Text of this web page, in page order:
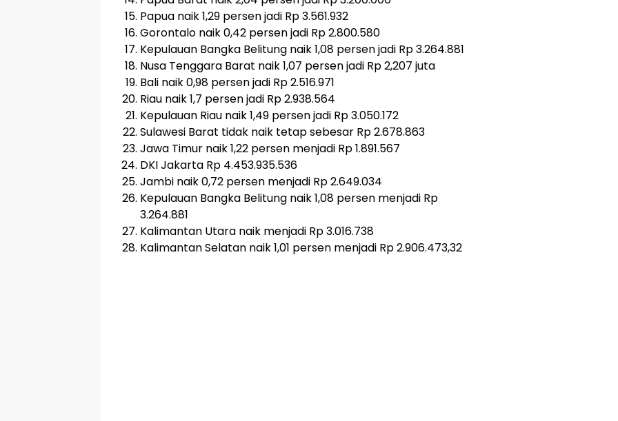
Papua naik 1,29 persen jadi Rp 3.561.932
Gorontalo naik 0,42 persen jadi Rp 2.800.580
Kepulauan Bangka Belitung naik 1,08 persen jadi Rp 3.264.881
Nusa Tenggara Barat naik 1,07 persen jadi Rp 2,207 juta
Bali naik 0,98 persen jadi Rp 2.516.971
Riau naik 1,7 persen jadi Rp 2.938.564
Kepulauan Riau naik 1,49 persen jadi Rp 3.050.172
Sulawesi Barat tidak naik tetap sebesar Rp 2.678.863
Jawa Timur naik 1,22 persen menjadi Rp 1.891.567
DKI Jakarta Rp 4.453.935.536
Jambi naik 0,72 persen menjadi Rp 2.649.034
Kepulauan Bangka Belitung naik 1,08 persen menjadi Rp
3.264.881
Kalimantan Utara naik menjadi Rp 3.016.738
Kalimantan Selatan naik 1,01 persen menjadi Rp 2.906.473,32